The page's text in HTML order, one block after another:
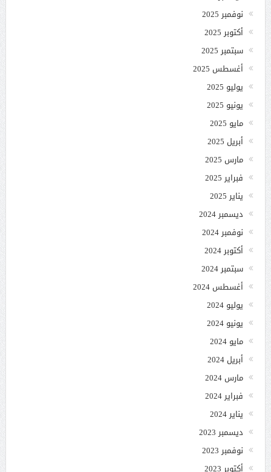
نوفمبر 2025
أكتوبر 2025
سبتمبر 2025
أغسطس 2025
يوليو 2025
يونيو 2025
مايو 2025
أبريل 2025
مارس 2025
فبراير 2025
يناير 2025
ديسمبر 2024
نوفمبر 2024
أكتوبر 2024
سبتمبر 2024
أغسطس 2024
يوليو 2024
يونيو 2024
مايو 2024
أبريل 2024
مارس 2024
فبراير 2024
يناير 2024
ديسمبر 2023
نوفمبر 2023
أكتوبر 2023